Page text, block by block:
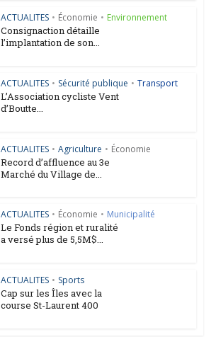
ACTUALITES • Économie • Environnement
Consignaction détaille
l’implantation de son...
ACTUALITES • Sécurité publique • Transport
L’Association cycliste Vent
d’Boutte...
ACTUALITES • Agriculture • Économie
Record d’affluence au 3e
Marché du Village de...
ACTUALITES • Économie • Municipalité
Le Fonds région et ruralité
a versé plus de 5,5M$...
ACTUALITES • Sports
Cap sur les Îles avec la
course St-Laurent 400